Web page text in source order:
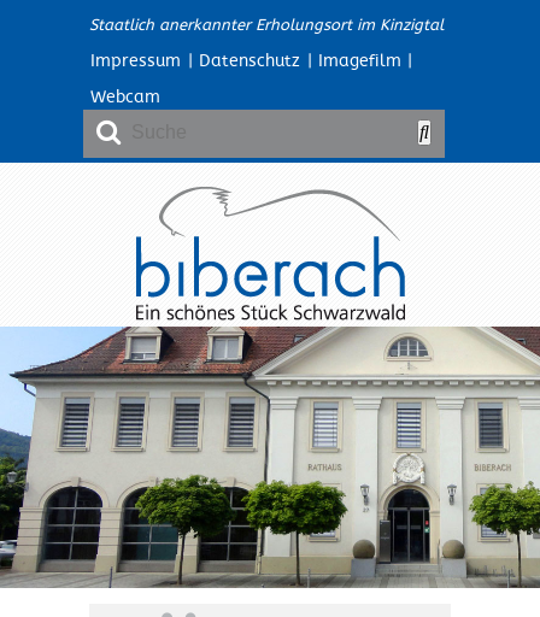
Staatlich anerkannter Erholungsort im Kinzigtal
Impressum | Datenschutz | Imagefilm |
Webcam